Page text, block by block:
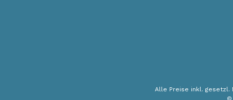
Alle Preise inkl. gesetzl.